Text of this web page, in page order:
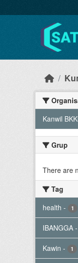
Kanwil
Grup
There are
Tag
health - 1
IBANGGA -
Kawin - 1